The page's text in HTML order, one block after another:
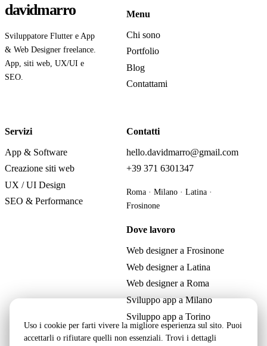
davidmarro
Sviluppatore Flutter e App
& Web Designer freelance.
App, siti web, UX/UI e
SEO.
Menu
Chi sono
Portfolio
Blog
Contattami
Servizi
App & Software
Creazione siti web
UX / UI Design
SEO & Performance
Contatti
hello.davidmarro@gmail.com
+39 371 6301347
Roma · Milano · Latina ·
Frosinone
Dove lavoro
Web designer a Frosinone
Web designer a Latina
Web designer a Roma
Sviluppo app a Milano
Sviluppo app a Torino
Uso i cookie per farti vivere la migliore esperienza sul sito. Puoi
accettarli o rifiutare quelli non essenziali. Trovi i dettagli